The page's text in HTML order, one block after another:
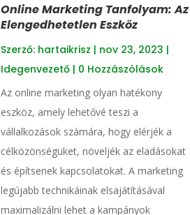
Online Marketing Tanfolyam: Az
Elengedhetetlen Eszköz
Szerző: hartaikrisz | nov 23, 2023 |
Idegenvezető | 0 Hozzászólások
Az online marketing olyan hatékony
eszköz, amely lehetővé teszi a
vállalkozások számára, hogy elérjék a
célközönségüket, növeljék az eladásokat
és építsenek kapcsolatokat. A marketing
legújabb technikáinak elsajátításával
maximalizálni lehet a kampányok